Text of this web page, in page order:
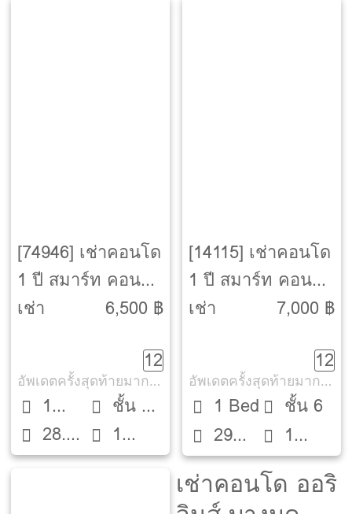
[74946] เช่าคอนโด
1 ปี สมาร์ท คอนโด
พระราม 2 [Smart
เช่า
6,500 ฿
12
อัพเดตครั้งสุดท้ายมากกว่า 30 วัน
1
Bed28.5
ตรม.
ชั้น 3
ตึก D
1
ห้องน้ำ
[14115] เช่าคอนโด
1 ปี สมาร์ท คอนโด
พระราม 2 [Smart
เช่า
7,000 ฿
12
อัพเดตครั้งสุดท้ายมากกว่า 30 วัน
1 Bed
29
ตรม.
ชั้น 6
1
ห้องน้ำ
เช่าคอนโด ออริ